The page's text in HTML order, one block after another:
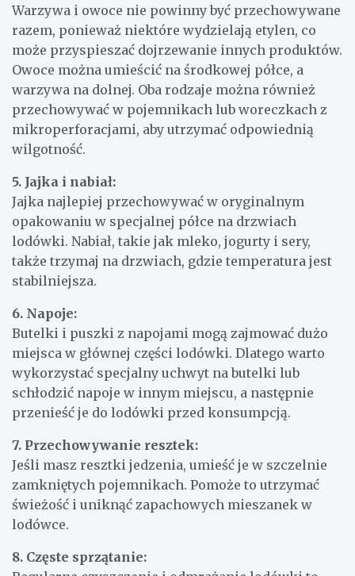
Warzywa i owoce nie powinny być przechowywane
razem, ponieważ niektóre wydzielają etylen, co
może przyspieszać dojrzewanie innych produktów.
Owoce można umieścić na środkowej półce, a
warzywa na dolnej. Oba rodzaje można również
przechowywać w pojemnikach lub woreczkach z
mikroperforacjami, aby utrzymać odpowiednią
wilgotność.
5. Jajka i nabiał:
Jajka najlepiej przechowywać w oryginalnym
opakowaniu w specjalnej półce na drzwiach
lodówki. Nabiał, takie jak mleko, jogurty i sery,
także trzymaj na drzwiach, gdzie temperatura jest
stabilniejsza.
6. Napoje:
Butelki i puszki z napojami mogą zajmować dużo
miejsca w głównej części lodówki. Dlatego warto
wykorzystać specjalny uchwyt na butelki lub
schłodzić napoje w innym miejscu, a następnie
przenieść je do lodówki przed konsumpcją.
7. Przechowywanie resztek:
Jeśli masz resztki jedzenia, umieść je w szczelnie
zamkniętych pojemnikach. Pomoże to utrzymać
świeżość i uniknąć zapachowych mieszanek w
lodówce.
8. Częste sprzątanie: